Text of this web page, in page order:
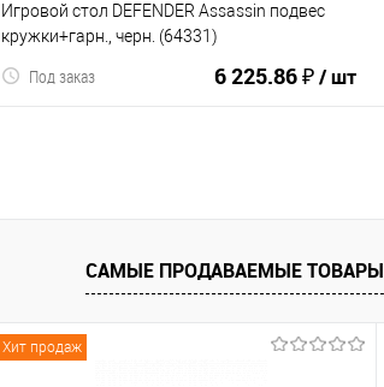
Игровой стол DEFENDER Assassin подвес
кружки+гарн., черн. (64331)
6 225.86 ₽/ шт
Под заказ
К сравнению В избранное
САМЫЕ ПРОДАВАЕМЫЕ ТОВАРЫ
Хит продаж